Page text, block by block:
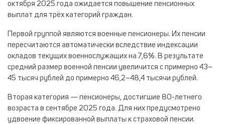
октября 2025 года ожидается повышение пенсионных
выплат для трёх категорий граждан.
Первой группой являются военные пенсионеры. Их пенсии
пересчитаются автоматически вследствие индексации
окладов текущих военнослужащих на 7,6%. В результате
средний размер военной пенсии увеличится с примерно 43–
45 тысяч рублей до примерно 46,2–48,4 тысячи рублей.
Вторая категория — пенсионеры, достигшие 80-летнего
возраста в сентябре 2025 года. Для них предусмотрено
удвоение фиксированной выплаты к страховой пенсии.